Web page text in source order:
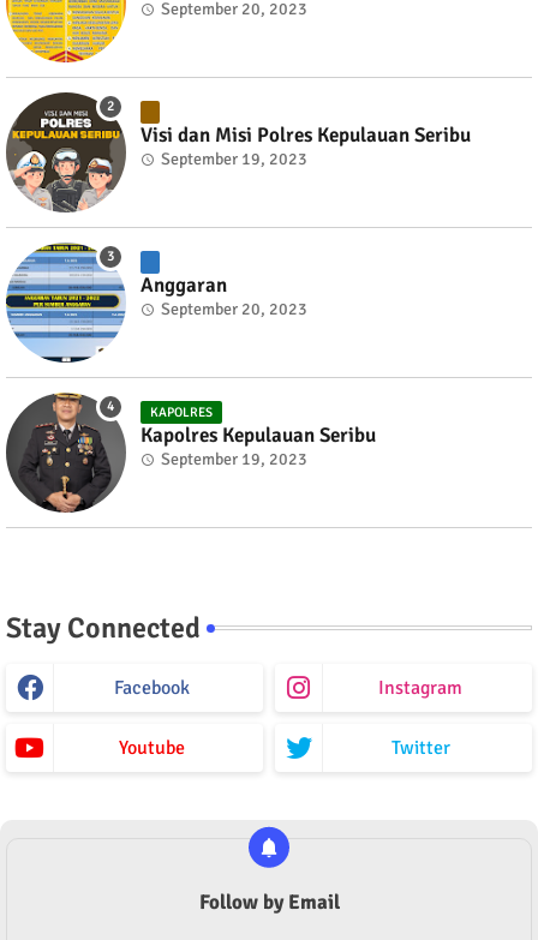
September 20, 2023
Visi dan Misi Polres Kepulauan Seribu
September 19, 2023
Anggaran
September 20, 2023
KAPOLRES
Kapolres Kepulauan Seribu
September 19, 2023
Stay Connected
Facebook Instagram
Youtube Twitter
Follow by Email